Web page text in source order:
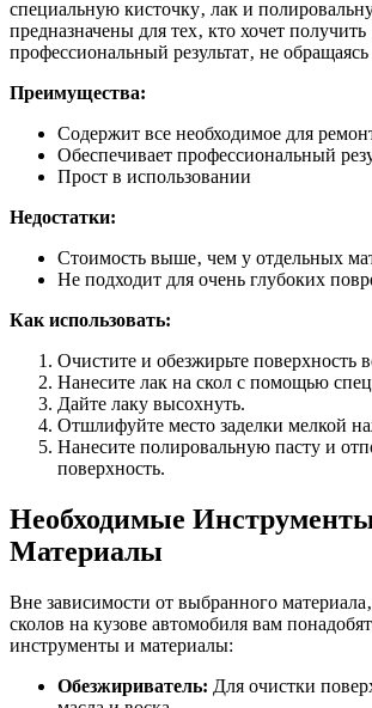
специальную кисточку‚ лак и
предназначены для тех‚ кто хочет получить
профессиональный результат‚ не
Преимущества:
Содержит все необходимое для
Обеспечивает профессиональный
Прост в использовании
Недостатки:
Стоимость выше‚ чем у отдельных
Не подходит для очень глубоких
Как использовать:
Очистите и обезжирьте поверхность
Нанесите лак на скол с помощью
Дайте лаку высохнуть.
Отшлифуйте место заделки мелкой
Нанесите полировальную пасту и
поверхность.
Необходимые
Материалы
Вне зависимости от выбранного
сколов на кузове автомобиля вам
инструменты и материалы:
Обезжириватель: Для очистки